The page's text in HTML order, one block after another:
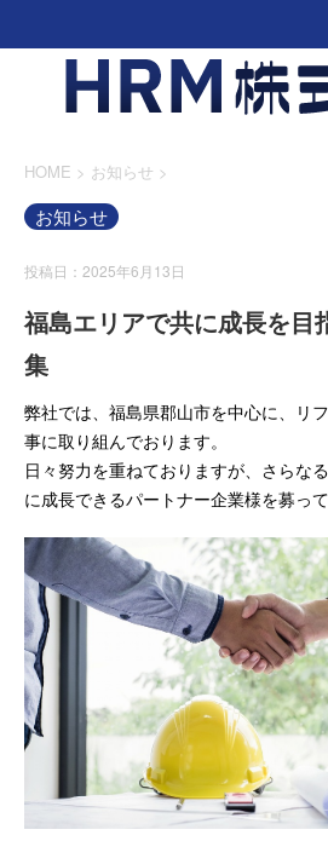
HOME > お知らせ >
お知らせ
投稿日：2025年6月13日
福島エリアで共に成長を目
集
弊社では、福島県郡山市を中心に、リ
事に取り組んでおります。
日々努力を重ねておりますが、さらな
に成長できるパートナー企業様を募って